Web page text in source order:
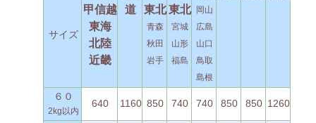
サイズ
甲信越
東海
北陸
近畿
道
東北
青森
秋田
岩手
東北
宮城
山形
福島
岡山
広島
山口
鳥取
島根
６０
2kg以内
640 1160 850 740 740 850 850 1260